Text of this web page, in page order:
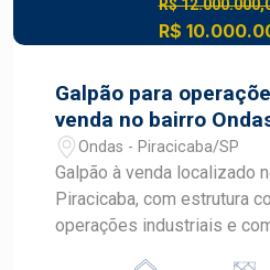
R$
R$
Galpão para
venda no bairro
Ondas - Piracicaba/SP
Galpão à venda localizado
Piracicaba, com estrutura
operações industriais e